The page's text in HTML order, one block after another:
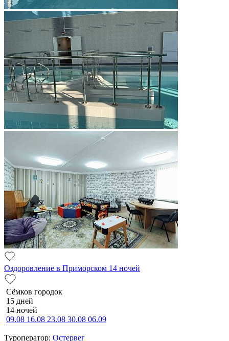
Оздоровление в Приморском 14 ночей
Сёмков городок
15 дней
14 ночей
09.08 16.08 23.08 30.08 06.09
Туроператор: Остервег